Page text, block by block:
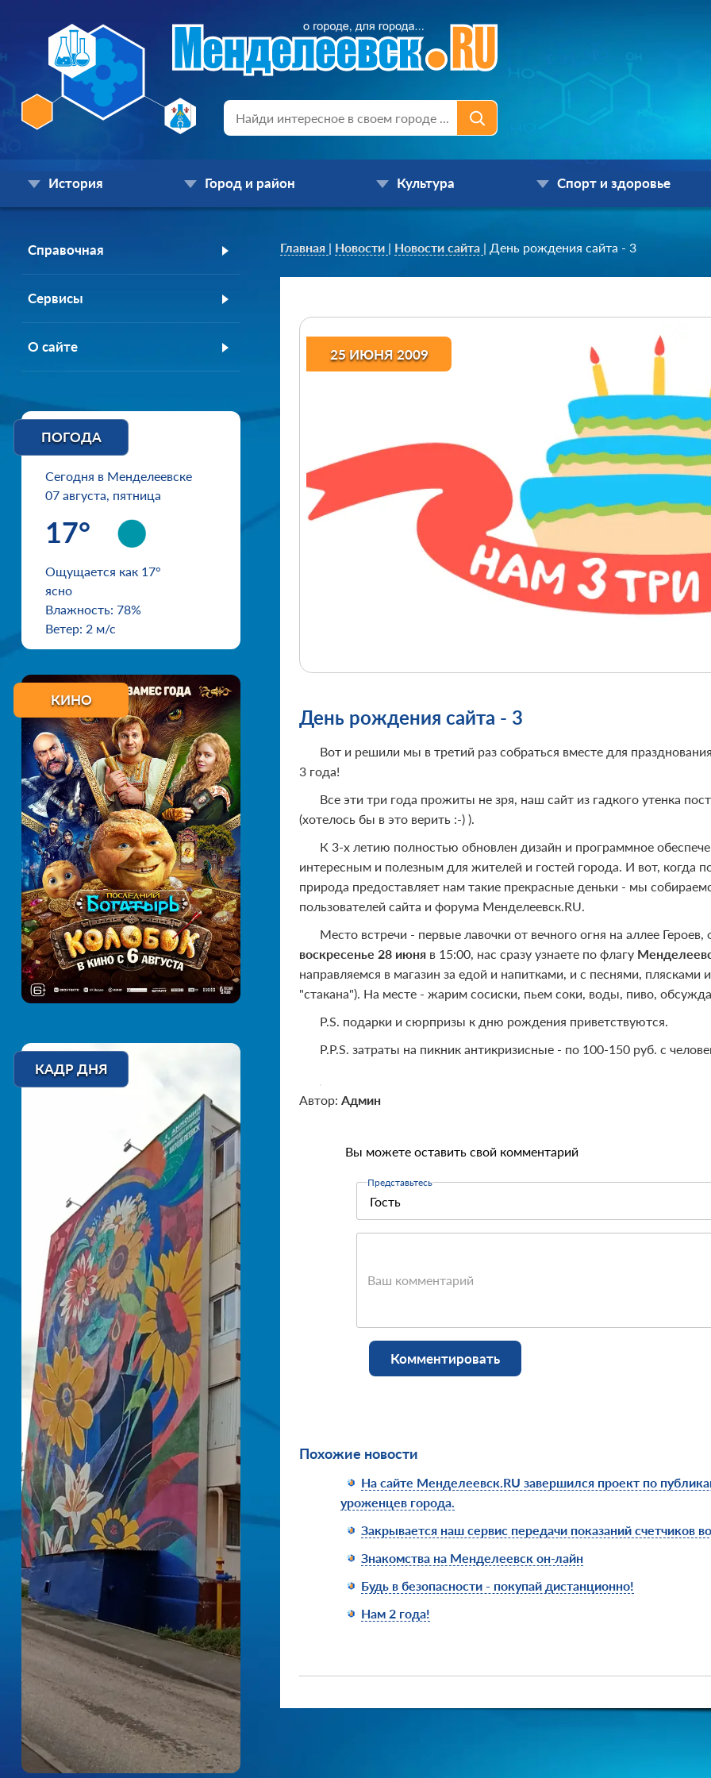
История Город и район Культура Спорт и здоровье
Справочная
Сервисы
О сайте
ПОГОДА
Сегодня в Менделеевске
07 августа, пятница
17°
Ощущается как 17°
ясно
Влажность: 78%
Ветер: 2 м/с
КИНО
КАДР ДНЯ
Главная | Новости | Новости сайта | День рождения сайта - 3
25 ИЮНЯ 2009
День рождения сайта - 3
Вот и решили мы в третий раз собраться вместе для
3 года!
Все эти три года прожиты не зря, наш сайт из гадкого утенка
(хотелось бы в это верить :-) ).
К 3-х летию полностью обновлен дизайн и программное
интересным и полезным для жителей и гостей города. И вот, когда
природа предоставляет нам такие прекрасные деньки - мы
пользователей сайта и форума Менделеевск.RU.
Место встречи - первые лавочки от вечного огня на аллее
воскресенье 28 июня в 15:00, нас сразу узнаете по флагу
направляемся в магазин за едой и напитками, и с песнями,
"стакана"). На месте - жарим сосиски, пьем соки, воды, пиво,
P.S. подарки и сюрпризы к дню рождения приветствуются.
P.P.S. затраты на пикник антикризисные - по 100-150 руб. с
Автор: Админ
Вы можете оставить свой комментарий
Представьтесь
Ваш комментарий
Комментировать
Похожие новости
На сайте Менделеевск.RU завершился проект по
уроженцев города.
Закрывается наш сервис передачи показаний счетчиков
Знакомства на Менделеевск он-лайн
Будь в безопасности - покупай дистанционно!
Нам 2 года!